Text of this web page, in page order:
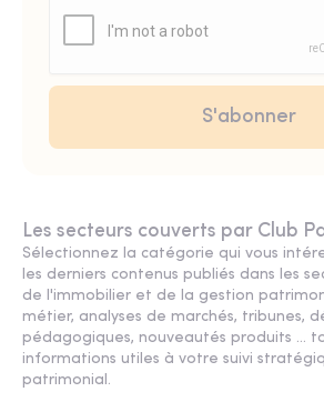
Les secteurs couverts par Club
Sélectionnez la catégorie qui vous
les derniers contenus publiés dans les
de l'immobilier et de la gestion
métier, analyses de marchés, tribunes,
pédagogiques, nouveautés produits ...
informations utiles à votre suivi
patrimonial.